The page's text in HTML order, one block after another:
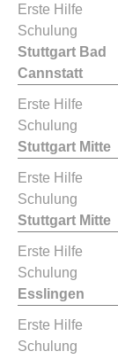
Erste Hilfe
Schulung
Stuttgart Bad
Cannstatt
Erste Hilfe
Schulung
Stuttgart Mitte
Erste Hilfe
Schulung
Stuttgart Mitte
Erste Hilfe
Schulung
Esslingen
Erste Hilfe
Schulung